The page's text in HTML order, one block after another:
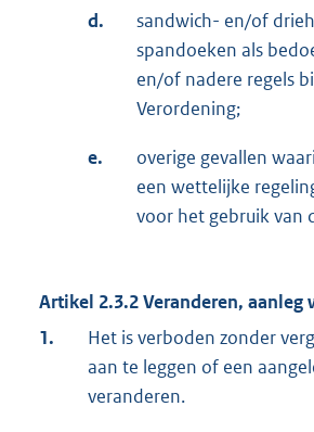
d.
sandwich- en/of
spandoeken als
en/of nadere regels
Verordening;
e.
overige gevallen
een wettelijke
voor het gebruik van
Artikel 2.3.2Veranderen, aanleg
1.
Het is verboden zonder
aan te leggen of een
veranderen.